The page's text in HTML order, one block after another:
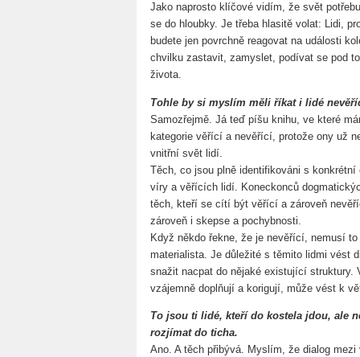
Jako naprosto klíčové vidím, že svět
se do hloubky. Je třeba hlasitě volat: Lidi,
budete jen povrchně reagovat na události
chvilku zastavit, zamyslet, podívat se pod
života.
Tohle by si myslím měli říkat i lidé
Samozřejmě. Já teď píšu knihu, ve které
kategorie věřící a nevěřící, protože ony už
vnitřní svět lidí.
Těch, co jsou plně identifikováni s
víry a věřících lidí. Koneckonců
těch, kteří se cítí být věřící a zároveň
zároveň i skepse a pochybnosti.
Když někdo řekne, že je nevěřící, nemusí
materialista. Je důležité s těmito lidmi vést
snažit nacpat do nějaké existující struktury.
vzájemně doplňují a korigují, může vést k
To jsou ti lidé, kteří do kostela jdou, ale
rozjímat do ticha.
Ano. A těch přibývá. Myslím, že dialog